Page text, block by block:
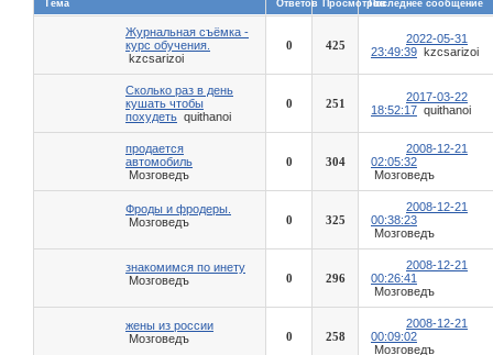
Тема Ответов ПросмотровПоследнее сообщение
Журнальная съёмка -
курс обучения.
kzcsarizoi
0 425
2022-05-31
23:49:39 kzcsarizoi
Сколько раз в день
кушать чтобы
похудеть quithanoi
0 251
2017-03-22
18:52:17 quithanoi
продается
автомобиль
Мозговедъ
0 304
2008-12-21
02:05:32
Мозговедъ
Фроды и фродеры.
Мозговедъ
0 325
2008-12-21
00:38:23
Мозговедъ
знакомимся по инету
Мозговедъ
0 296
2008-12-21
00:26:41
Мозговедъ
жены из россии
Мозговедъ
0 258
2008-12-21
00:09:02
Мозговедъ